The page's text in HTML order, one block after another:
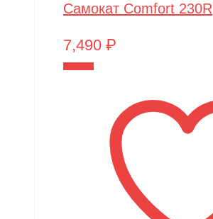
Самокат Comfort 230R
7,490 ₽